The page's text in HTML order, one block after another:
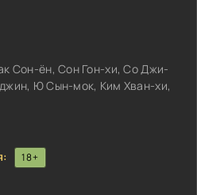
Сон-ён, Сон Гон-хи, Со Джи-
Ю Сын-мок, Ким Хван-хи,
18+